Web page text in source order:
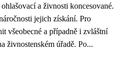
a živnosti koncesované.
jejich získání. Pro
všeobecné a případně i zvláštní
živnostenském úřadě. Po...